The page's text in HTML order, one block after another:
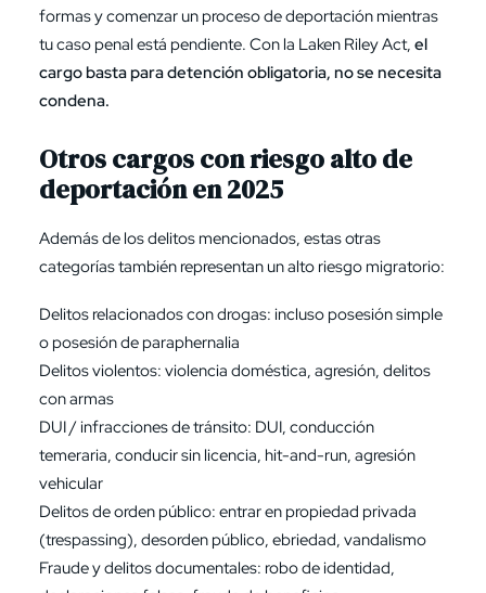
formas y comenzar un proceso de deportación mientras
tu caso penal está pendiente. Con la Laken Riley Act, el
cargo basta para detención obligatoria, no se necesita
condena.
Otros cargos con riesgo alto de
deportación en 2025
Además de los delitos mencionados, estas otras
categorías también representan un alto riesgo migratorio:
Delitos relacionados con drogas: incluso posesión simple
o posesión de paraphernalia
Delitos violentos: violencia doméstica, agresión, delitos
con armas
DUI / infracciones de tránsito: DUI, conducción
temeraria, conducir sin licencia, hit-and-run, agresión
vehicular
Delitos de orden público: entrar en propiedad privada
(trespassing), desorden público, ebriedad, vandalismo
Fraude y delitos documentales: robo de identidad,